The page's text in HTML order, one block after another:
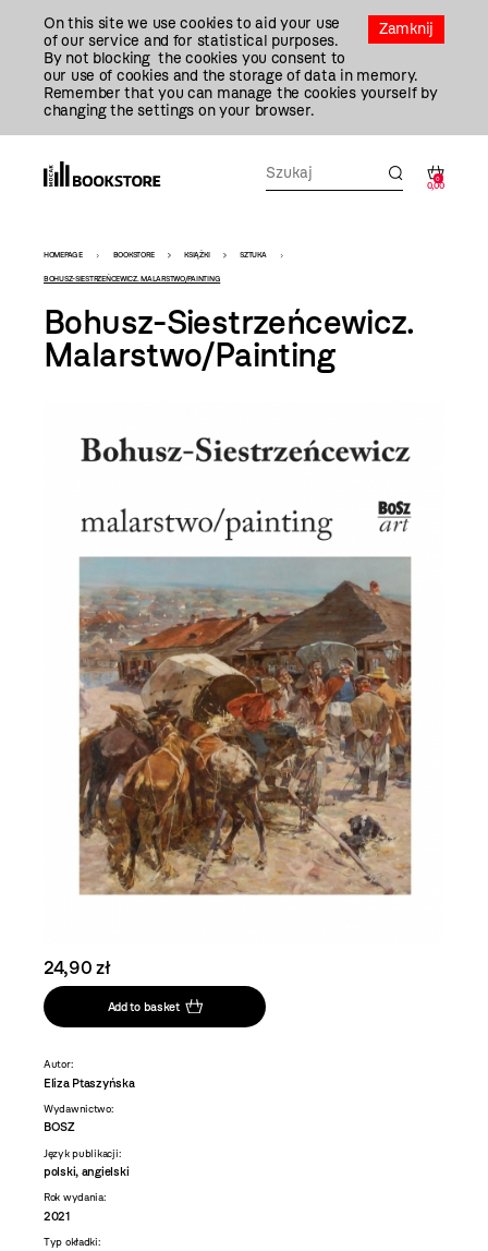
Zamknij
On this site we use cookies to aid your use
of our service and for statistical purposes.
By not blocking the cookies you consent to
our use of cookies and the storage of data in memory.
Remember that you can manage the cookies yourself by
changing the settings on your browser.
0
0,00
Bookstore
-
szablon
szczegóły
HOMEPAGE BOOKSTORE KSIĄŻKI SZTUKA
BOHUSZ-SIESTRZEŃCEWICZ. MALARSTWO/PAINTING
Bohusz-Siestrzeńcewicz.
Malarstwo/Painting
24,90 zł
Add to basket
Autor:
Eliza Ptaszyńska
Wydawnictwo:
BOSZ
Język publikacji:
polski, angielski
Rok wydania:
2021
Typ okładki: